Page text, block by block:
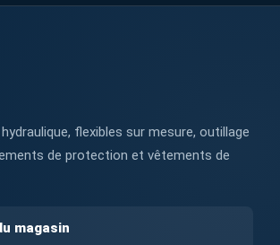
flexibles sur mesure, outillage
de protection et vêtements de
magasin